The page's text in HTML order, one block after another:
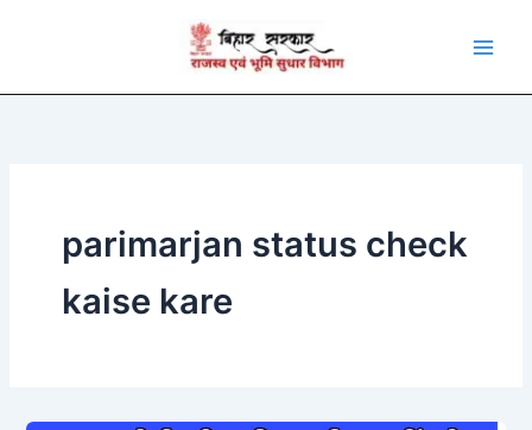
parimarjan status check
kaise kare